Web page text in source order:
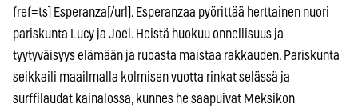
fref=ts] Esperanza[/url]. Esperanzaa pyörittää herttainen nuori
pariskunta Lucy ja Joel. Heistä huokuu onnellisuus ja
tyytyväisyys elämään ja ruoasta maistaa rakkauden. Pariskunta
seikkaili maailmalla kolmisen vuotta rinkat selässä ja
surffilaudat kainalossa, kunnes he saapuivat Meksikon